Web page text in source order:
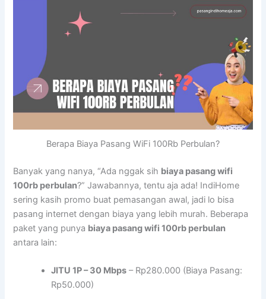
Berapa Biaya Pasang WiFi 100Rb Perbulan?
Banyak yang nanya, “Ada nggak sih biaya pasang wifi
100rb perbulan?” Jawabannya, tentu aja ada! IndiHome
sering kasih promo buat pemasangan awal, jadi lo bisa
pasang internet dengan biaya yang lebih murah. Beberapa
paket yang punya biaya pasang wifi 100rb perbulan
antara lain:
JITU 1P – 30 Mbps – Rp280.000 (Biaya Pasang:
Rp50.000)